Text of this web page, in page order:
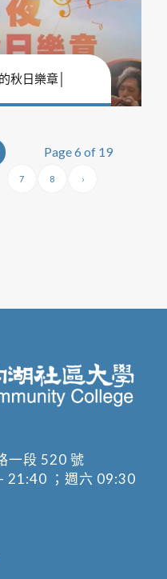
秋日樂章│
Page 6 of 19
7 8 ›
一段 520 號
21:40 ；週六 09:30